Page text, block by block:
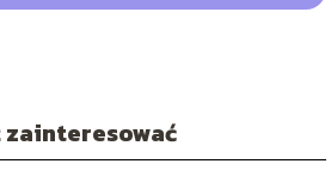
zainteresować